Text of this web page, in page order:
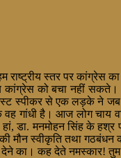
राष्ट्रीय स्तर पर
कांग्रेस को बचा नहीं
स्पीकर से एक लड़के ने जब
गांधी है। आज लोग चाय
हां, डा. मनमोहन सिंह
मौन स्वीकृति तथा
का। कह देते नमस्कार!